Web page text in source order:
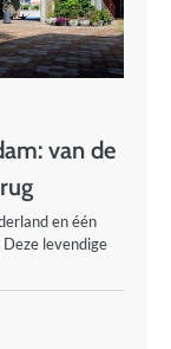
van de
en één
levendige